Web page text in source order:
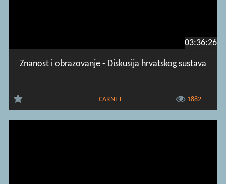
03:36:26
Znanost i obrazovanje - Diskusija hrvatskog sustava
CARNET 1882